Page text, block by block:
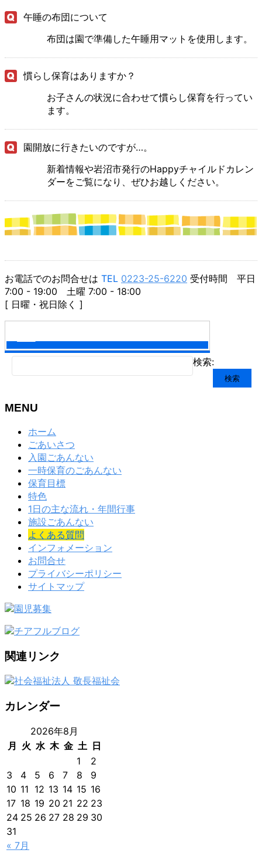
午睡の布団について
布団は園で準備した午睡用マットを使用します。
慣らし保育はありますか？
お子さんの状況に合わせて慣らし保育を行ってい
ます。
園開放に行きたいのですが…。
新着情報や岩沼市発行のHappyチャイルドカレン
ダーをご覧になり、ぜひお越しください。
お電話でのお問合せは TEL 0223-25-6220 受付時間 平日
7:00 - 19:00 土曜 7:00 - 18:00
[ 日曜・祝日除く ]
検索:
MENU
ホーム
ごあいさつ
入園ごあんない
一時保育のごあんない
保育目標
特色
1日の主な流れ・年間行事
施設ごあんない
よくある質問
インフォメーション
お問合せ
プライバシーポリシー
サイトマップ
関連リンク
カレンダー
2026年8月
月 火 水 木 金 土 日
« 7月
1
2
3
4 5 6 7 8
9
10 11 12 13 14 15 16
17 18 19 20 21 22 23
24 25 26 27 28 29 30
31